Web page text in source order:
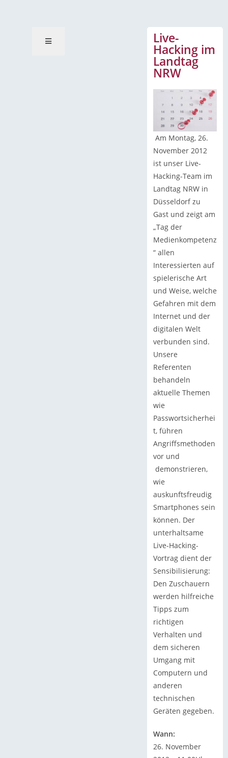
Live-
Hacking im
Landtag
NRW
Am Montag, 26.
November 2012
ist unser Live-
Hacking-Team im
Landtag NRW in
Düsseldorf zu
Gast und zeigt am
„Tag der
Medienkompetenz
“ allen
Interessierten auf
spielerische Art
und Weise, welche
Gefahren mit dem
Internet und der
digitalen Welt
verbunden sind.
Unsere
Referenten
behandeln
aktuelle Themen
wie
Passwortsicherhei
t, führen
Angriffsmethoden
vor und
demonstrieren,
wie
auskunftsfreudig
Smartphones sein
können. Der
unterhaltsame
Live-Hacking-
Vortrag dient der
Sensibilisierung:
Den Zuschauern
werden hilfreiche
Tipps zum
richtigen
Verhalten und
dem sicheren
Umgang mit
Computern und
anderen
technischen
Geräten gegeben.
Wann:
26. November